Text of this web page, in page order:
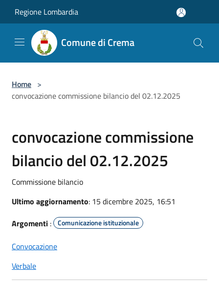
Regione Lombardia
Comune di Crema
Home >
convocazione commissione bilancio del 02.12.2025
convocazione commissione
bilancio del 02.12.2025
Commissione bilancio
Ultimo aggiornamento: 15 dicembre 2025, 16:51
Argomenti : Comunicazione istituzionale
Convocazione
Verbale